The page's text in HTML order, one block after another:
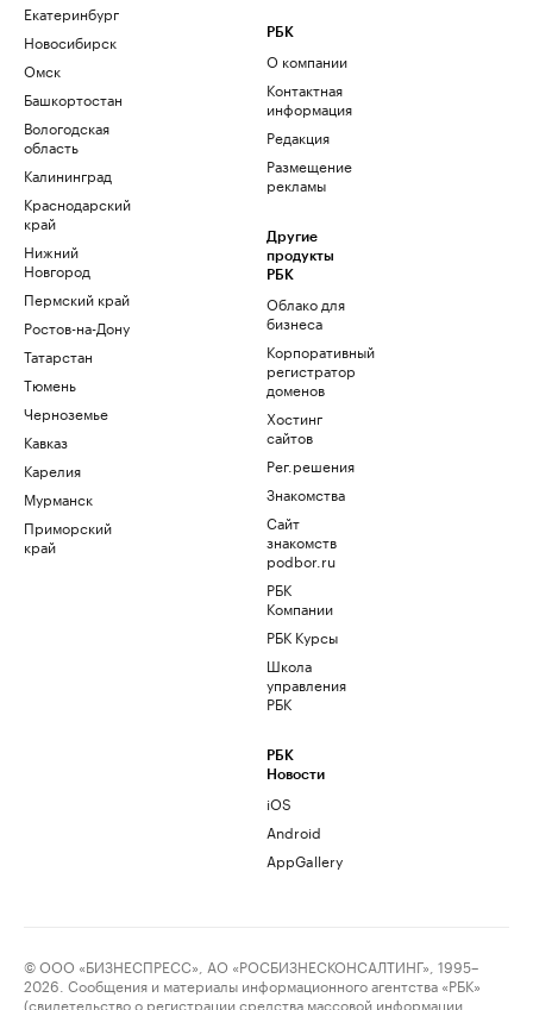
Екатеринбург
Новосибирск
Омск
Башкортостан
Вологодская
область
Калининград
Краснодарский
край
Нижний
Новгород
Пермский край
Ростов-на-Дону
Татарстан
Тюмень
Черноземье
Кавказ
Карелия
Мурманск
Приморский
край
РБК
О компании
Контактная
информация
Редакция
Размещение
рекламы
Другие
продукты
РБК
Облако для
бизнеса
Корпоративный
регистратор
доменов
Хостинг
сайтов
Рег.решения
Знакомства
Сайт
знакомств
podbor.ru
РБК
Компании
РБК Курсы
Школа
управления
РБК
РБК
Новости
iOS
Android
AppGallery
© ООО «БИЗНЕСПРЕСС», АО «РОСБИЗНЕСКОНСАЛТИНГ», 1995–
2026. Сообщения и материалы информационного агентства «РБК»
(свидетельство о регистрации средства массовой информации